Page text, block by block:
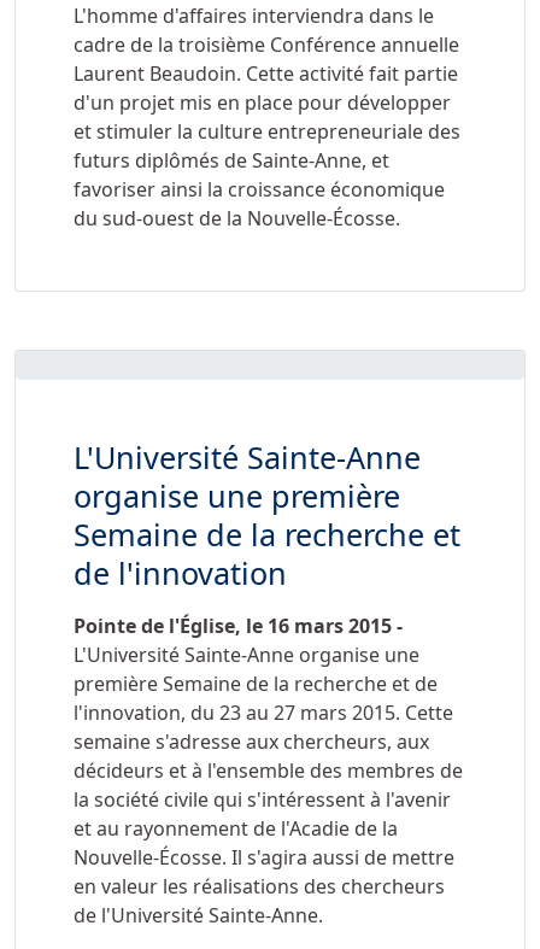
L'homme d'affaires interviendra dans le
cadre de la troisième Conférence annuelle
Laurent Beaudoin. Cette activité fait partie
d'un projet mis en place pour développer
et stimuler la culture entrepreneuriale des
futurs diplômés de Sainte-Anne, et
favoriser ainsi la croissance économique
du sud-ouest de la Nouvelle-Écosse.
L'Université Sainte-Anne
organise une première
Semaine de la recherche et
de l'innovation
Pointe de l'Église, le 16 mars 2015 -
L'Université Sainte-Anne organise une
première Semaine de la recherche et de
l'innovation, du 23 au 27 mars 2015. Cette
semaine s'adresse aux chercheurs, aux
décideurs et à l'ensemble des membres de
la société civile qui s'intéressent à l'avenir
et au rayonnement de l'Acadie de la
Nouvelle-Écosse. Il s'agira aussi de mettre
en valeur les réalisations des chercheurs
de l'Université Sainte-Anne.